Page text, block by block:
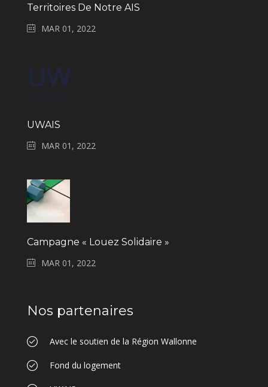
Territoires De Notre AIS
MAR 01, 2022
UWAIS
MAR 01, 2022
Campagne « Louez Solidaire »
MAR 01, 2022
Nos partenaires
Avec le soutien de la Région Wallonne
Fond du logement